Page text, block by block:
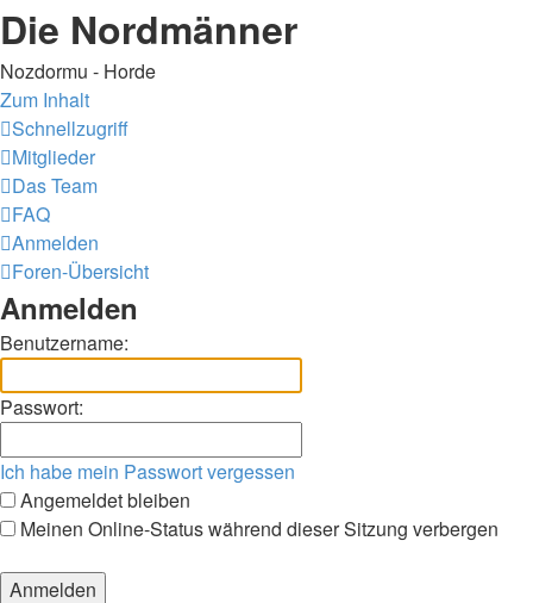
Die Nordmänner
Nozdormu - Horde
Zum Inhalt
Schnellzugriff
Mitglieder
Das Team
FAQ
Anmelden
Foren-Übersicht
Anmelden
Benutzername:
Passwort:
Ich habe mein Passwort vergessen
Angemeldet bleiben
Meinen Online-Status während dieser Sitzung verbergen